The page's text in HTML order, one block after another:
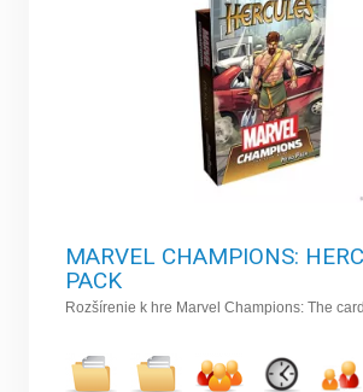
MARVEL CHAMPIONS:
PACK
Rozšírenie k hre Marvel Champions: The